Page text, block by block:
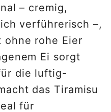
– cremig,
verführerisch –,
ohne rohe Eier
Ei sorgt
die luftig-
das Tiramisu
für